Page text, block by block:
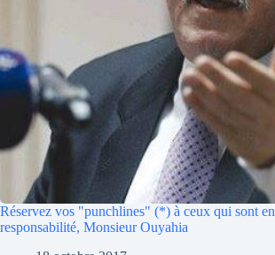
Réservez vos "punchlines" (*) à ceux qui sont en
responsabilité, Monsieur Ouyahia